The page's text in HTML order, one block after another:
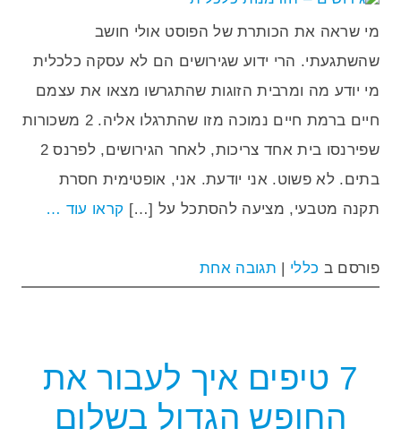
מי שראה את הכותרת של הפוסט אולי חושב
שהשתגעתי. הרי ידוע שגירושים הם לא עסקה כלכלית
מי יודע מה ומרבית הזוגות שהתגרשו מצאו את עצמם
חיים ברמת חיים נמוכה מזו שהתרגלו אליה. 2 משכורות
שפירנסו בית אחד צריכות, לאחר הגירושים, לפרנס 2
בתים. לא פשוט. אני יודעת. אני, אופטימית חסרת
תקנה מטבעי, מציעה להסתכל על […] קראו עוד …
פורסם ב כללי | תגובה אחת
7 טיפים איך לעבור את
החופש הגדול בשלום